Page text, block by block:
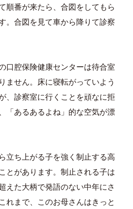
順番が来たら、合図をしてもら
。合図を見て車から降りて診察
口腔保険健康センターは待合室
ません。床に寝転がっていよう
、診察室に行くことを頑なに拒
「あるあるよね」的な空気が漂
立ち上がる子を強く制止する高
とがあります。制止される子は
えた大柄で発語のない中年にさ
れまで、このお母さんはきっと